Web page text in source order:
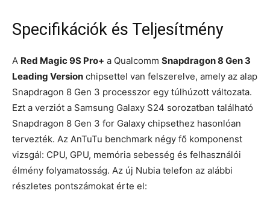
Specifikációk és Teljesítmény
A Red Magic 9S Pro+ a Qualcomm Snapdragon 8 Gen 3
Leading Version chipsettel van felszerelve, amely az alap
Snapdragon 8 Gen 3 processzor egy túlhúzott változata.
Ezt a verziót a Samsung Galaxy S24 sorozatban található
Snapdragon 8 Gen 3 for Galaxy chipsethez hasonlóan
tervezték. Az AnTuTu benchmark négy fő komponenst
vizsgál: CPU, GPU, memória sebesség és felhasználói
élmény folyamatosság. Az új Nubia telefon az alábbi
részletes pontszámokat érte el: